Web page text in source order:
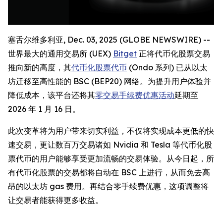
塞舌尔维多利亚, Dec. 03, 2025 (GLOBE NEWSWIRE) --
世界最大的通用交易所 (UEX) Bitget 正将代币化股票交易
推向新的高度，其代币化股票代币 (Ondo 系列) 已从以太
坊迁移至高性能的 BSC (BEP20) 网络。为提升用户体验并
降低成本，该平台还将其零交易手续费优惠活动延期至
2026 年 1 月 16 日。
此次变革将为用户带来切实利益，不仅将实现成本更低的快
速交易，更让数百万交易诸如 Nvidia 和 Tesla 等代币化股
票代币的用户能够享受更加流畅的交易体验。从今日起，所
有代币化股票的交易都将自动在 BSC 上进行，从而免去高
昂的以太坊 gas 费用。再结合零手续费优惠，这项调整将
让交易者能获得更多收益。